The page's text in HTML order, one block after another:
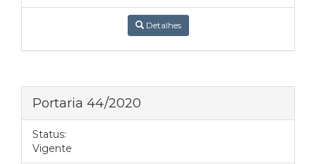
Detalhes
Portaria 44/2020
Status:
Vigente